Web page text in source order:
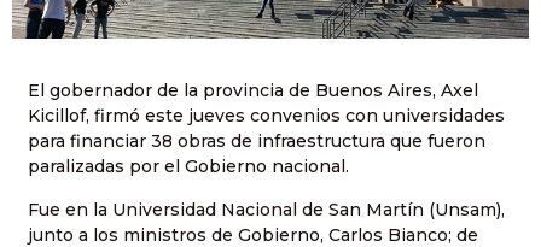
El gobernador de la provincia de Buenos Aires, Axel
Kicillof, firmó este jueves convenios con universidades
para financiar 38 obras de infraestructura que fueron
paralizadas por el Gobierno nacional.
Fue en la Universidad Nacional de San Martín (Unsam),
junto a los ministros de Gobierno, Carlos Bianco; de